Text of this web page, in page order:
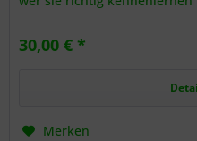
30,00 € *
Merken